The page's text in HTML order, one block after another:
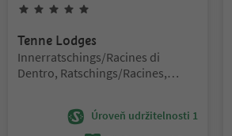
Tenne Lodges
Lokalita:
Innerratschings/Racines di
Dentro, Ratschings/Racines,
Úroveň udržitelnosti 1